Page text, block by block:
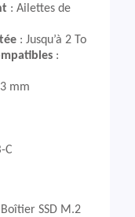
: Ailettes de
: Jusqu’à 2 To
:
mm
C
SSD M.2